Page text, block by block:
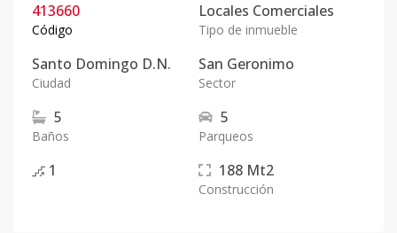
413660
Código
Locales Comerciales
Tipo de inmueble
Santo Domingo D.N.
Ciudad
San Geronimo
Sector
5
Baños
5
Parqueos
1 188 Mt2
Construcción